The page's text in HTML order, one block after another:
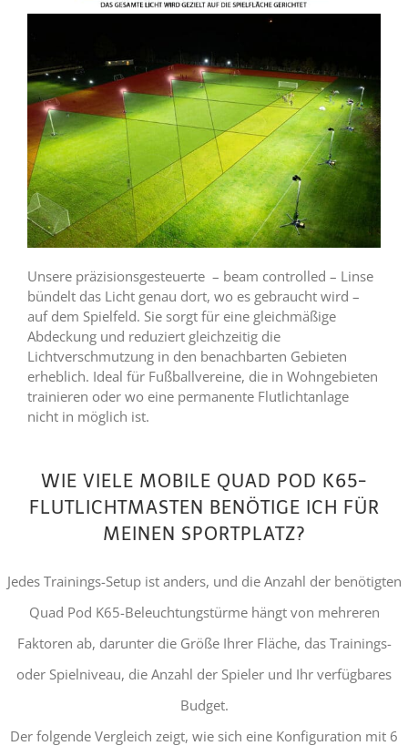
Unsere präzisionsgesteuerte – beam controlled – Linse
bündelt das Licht genau dort, wo es gebraucht wird –
auf dem Spielfeld. Sie sorgt für eine gleichmäßige
Abdeckung und reduziert gleichzeitig die
Lichtverschmutzung in den benachbarten Gebieten
erheblich. Ideal für Fußballvereine, die in Wohngebieten
trainieren oder wo eine permanente Flutlichtanlage
nicht in möglich ist.
WIE VIELE MOBILE QUAD POD K65-
FLUTLICHTMASTEN BENÖTIGE ICH FÜR
MEINEN SPORTPLATZ?
Jedes Trainings-Setup ist anders, und die Anzahl der benötigten
Quad Pod K65-Beleuchtungstürme hängt von mehreren
Faktoren ab, darunter die Größe Ihrer Fläche, das Trainings-
oder Spielniveau, die Anzahl der Spieler und Ihr verfügbares
Budget.
Der folgende Vergleich zeigt, wie sich eine Konfiguration mit 6